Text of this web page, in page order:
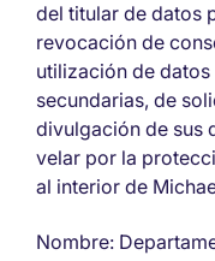
del titular de datos
revocación de
utilización de
secundarias, de
divulgación de sus
velar por la
al interior de
Nombre: